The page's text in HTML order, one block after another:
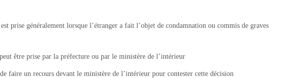
prise généralement lorsque l’étranger a fait l’objet de condamnation ou commis de graves
être prise par la préfecture ou par le ministère de l’intérieur
faire un recours devant le ministère de l’intérieur pour contester cette décision